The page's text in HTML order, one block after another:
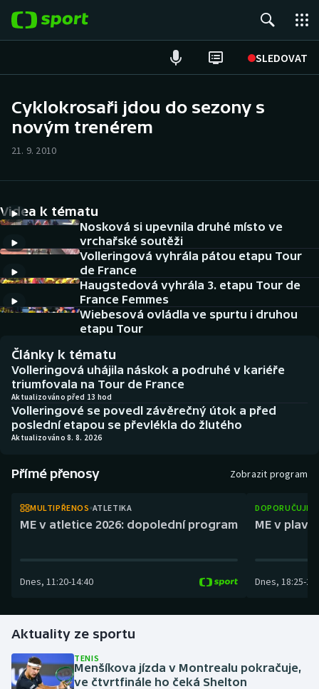
SLEDOVAT
ME v plavání
Tenis
DALŠÍ SPORTY
Americký fotbal
Baseball a softbal
Basketbal
Biatlon
Boby a skeleton
Box
Florbal
Futsal
NEPŘEHLÉDNĚTE
Historické návraty
Aplikace ČT sport
AZ kvíz
Cyklokrosaři jdou do sezony s
novým trenérem
21. 9. 2010
Videa k tématu
Nosková si upevnila druhé místo ve
vrchařské soutěži
Volleringová vyhrála pátou etapu Tour
de France
Haugstedová vyhrála 3. etapu Tour de
France Femmes
Wiebesová ovládla ve spurtu i druhou
etapu Tour
Články k tématu
Volleringová uhájila náskok a podruhé v kariéře
triumfovala na Tour de France
Aktualizováno před 13 hod
Volleringové se povedl závěrečný útok a před
poslední etapou se převlékla do žlutého
Aktualizováno 8. 8. 2026
Přímé přenosy Zobrazit program
MULTIPŘENOS ATLETIKA
ME v atletice 2026: dopolední program
Dnes, 11:20-14:40
ME v
Dnes, 18:25-
Aktuality ze sportu
TENIS
Menšíkova jízda v Montrealu pokračuje,
ve čtvrtfinále ho čeká Shelton